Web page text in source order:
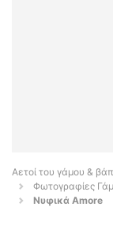
Αετοί του γάμου &
Φωτογραφίες
Νυφικά Amore